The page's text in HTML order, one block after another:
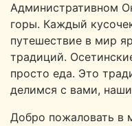
Административном
горы. Каждый
путешествие в мир
традиций.
просто еда. Это
делимся с вами,
Добро пожаловать в